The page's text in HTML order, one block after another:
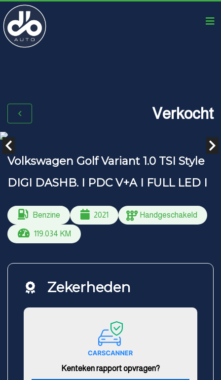
Verkocht
Volkswagen Golf Variant 1.0 TSI Style
DIGI DASHB. I PDC V+A I FULL LED I
Benzine 2021 Handgeschakeld
119.034 KM
Zekerheden
Kenteken rapport opvragen?